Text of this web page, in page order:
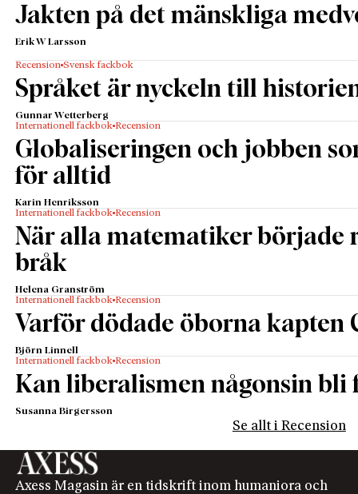
Jakten på det mänskliga
Erik W Larsson
Recension Svensk fackbok
Språket är nyckeln till
Gunnar Wetterberg
Internationell fackbok Recension
Globaliseringen och jobben
för alltid
Karin Henriksson
Internationell fackbok Recension
När alla matematiker började
bråk
Helena Granström
Internationell fackbok Recension
Varför dödade öborna kapten
Björn Linnell
Internationell fackbok Recension
Kan liberalismen någonsin bli
Susanna Birgersson
Se allt i Recension
Axess Magasin är en tidskrift inom humaniora och